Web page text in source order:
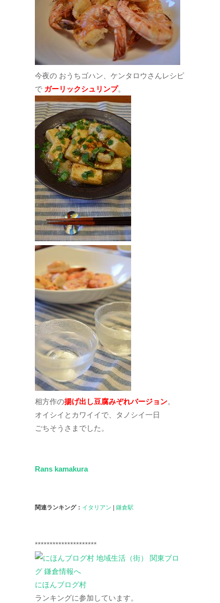
今夜の おうちゴハン、ケンタロウさんレシピ
で ガーリックシュリンプ。
相方作の揚げ出し豆腐みぞれバージョン。
オイシイとカワイイで、タノシイ一日
ごちそうさまでした。
Rans kamakura
関連ランキング： イタリアン 鎌倉駅
*********************
にほんブログ村
ランキングに参加しています。